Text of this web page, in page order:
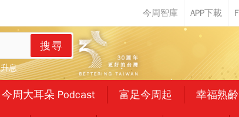
搜尋
升息
今周大耳朵 Podcast 富足今周起 幸福熟齡